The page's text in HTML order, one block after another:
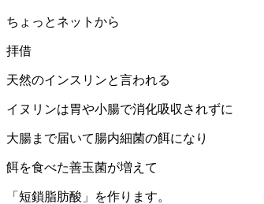
ちょっとネットから
拝借
天然のインスリンと言われる
イヌリンは胃や小腸で消化吸収されずに
大腸まで届いて腸内細菌の餌になり
餌を食べた善玉菌が増えて
「短鎖脂肪酸」を作ります。